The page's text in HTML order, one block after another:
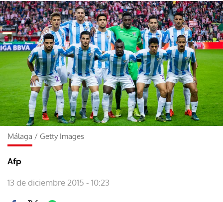
Málaga / Getty Images
Afp
13 de diciembre 2015 - 10:23